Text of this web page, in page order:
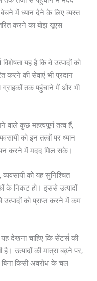
में ध्यान देने के लिए व्यस्त
करने का बोझ यूएस
यह है कि वे उत्पादों को
करने की सेवाएं भी प्रदान
ग्राहकों तक पहुंचाने में और भी
कुछ महत्वपूर्ण तत्व हैं,
को इन तत्वों पर ध्यान
करने में मदद मिल सके।
को यह सुनिश्चित
के निकट हो। इससे उत्पादों
उत्पादों को प्राप्त करने में कम
देखना चाहिए कि सेंटर्स की
उत्पादों की मात्रा बढ़ने पर,
बिना किसी अवरोध के चल